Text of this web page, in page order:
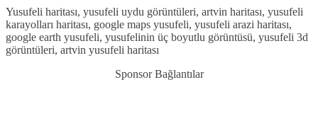
Yusufeli haritası, yusufeli uydu görüntüleri, artvin haritası, yusufeli
karayolları haritası, google maps yusufeli, yusufeli arazi haritası,
google earth yusufeli, yusufelinin üç boyutlu görüntüsü, yusufeli 3d
görüntüleri, artvin yusufeli haritası
Sponsor Bağlantılar